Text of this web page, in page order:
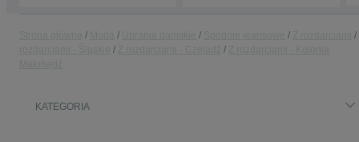
KATEGORIA